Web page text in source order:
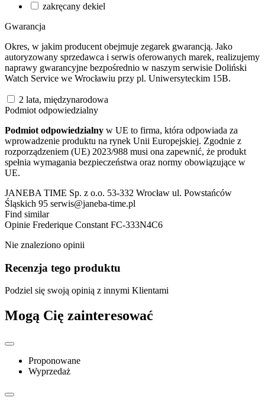
zakręcany dekiel
Gwarancja
Okres, w jakim producent obejmuje zegarek gwarancją. Jako
autoryzowany sprzedawca i serwis oferowanych marek, realizujemy
naprawy gwarancyjne bezpośrednio w naszym serwisie Doliński
Watch Service we Wrocławiu przy pl. Uniwersyteckim 15B.
2 lata, międzynarodowa
Podmiot odpowiedzialny
Podmiot odpowiedzialny w UE to firma, która odpowiada za
wprowadzenie produktu na rynek Unii Europejskiej. Zgodnie z
rozporządzeniem (UE) 2023/988 musi ona zapewnić, że produkt
spełnia wymagania bezpieczeństwa oraz normy obowiązujące w
UE.
JANEBA TIME Sp. z o.o. 53-332 Wrocław ul. Powstańców
Śląskich 95 serwis@janeba-time.pl
Find similar
Opinie Frederique Constant FC-333N4C6
Nie znaleziono opinii
Recenzja tego produktu
Podziel się swoją opinią z innymi Klientami
Mogą Cię zainteresować
Proponowane
Wyprzedaż